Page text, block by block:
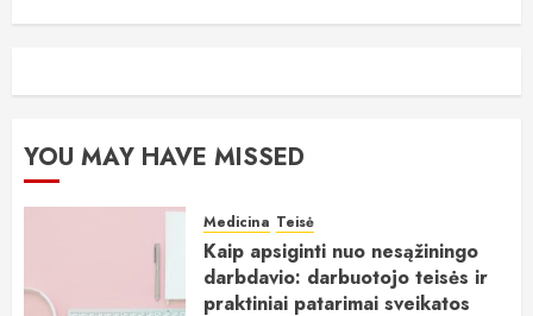
YOU MAY HAVE MISSED
Medicina Teisė
Kaip apsiginti nuo nesąžiningo
darbdavio: darbuotojo teisės ir
praktiniai patarimai sveikatos